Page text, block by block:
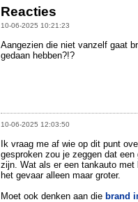
Reacties
10-06-2025 10:21:23
Aangezien die niet vanzelf gaat
gedaan hebben?!?
10-06-2025 12:03:50
Ik vraag me af wie op dit punt
gesproken zou je zeggen dat
zijn. Wat als er een tankauto
het gevaar alleen maar groter.
Moet ook denken aan die brand